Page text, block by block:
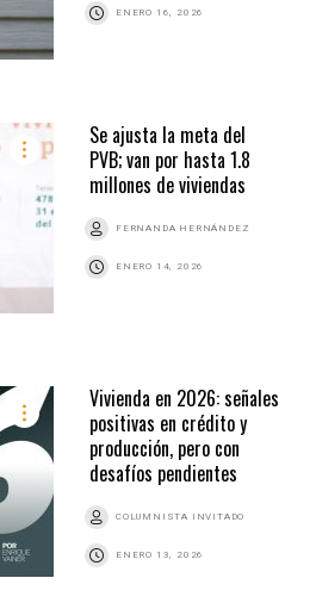
ENERO 16, 2026
Se ajusta la meta del
PVB; van por hasta 1.8
millones de viviendas
FERNANDA HERNÁNDEZ
ENERO 14, 2026
Vivienda en 2026: señales
positivas en crédito y
producción, pero con
desafíos pendientes
COLUMNISTA INVITADO
ENERO 13, 2026